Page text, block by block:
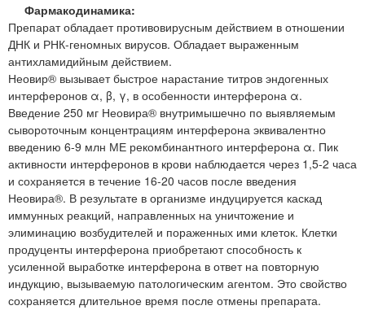
Фармакодинамика:
Препарат обладает противовирусным действием в отношении
ДНК и РНК-геномных вирусов. Обладает выраженным
антихламидийным действием.
Неовир® вызывает быстрое нарастание титров эндогенных
интерферонов α, β, γ, в особенности интерферона α.
Введение 250 мг Неовира® внутримышечно по выявляемым
сывороточным концентрациям интерферона эквивалентно
введению 6-9 млн МЕ рекомбинантного интерферона α. Пик
активности интерферонов в крови наблюдается через 1,5-2 часа
и сохраняется в течение 16-20 часов после введения
Неовира®. В результате в организме индуцируется каскад
иммунных реакций, направленных на уничтожение и
элиминацию возбудителей и пораженных ими клеток. Клетки
продуценты интерферона приобретают способность к
усиленной выработке интерферона в ответ на повторную
индукцию, вызываемую патологическим агентом. Это свойство
сохраняется длительное время после отмены препарата.